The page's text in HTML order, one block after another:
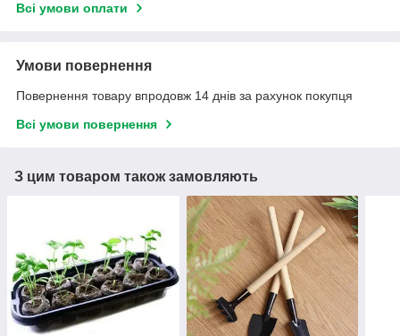
Всі умови оплати
Умови повернення
Повернення товару впродовж 14 днів за рахунок покупця
Всі умови повернення
З цим товаром також замовляють